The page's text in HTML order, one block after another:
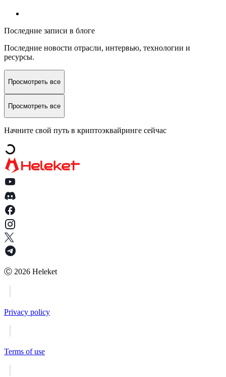
Последние записи в блоге
Последние новости отрасли, интервью, технологии и
ресурсы.
Просмотреть все
Просмотреть все
Начните свой путь в криптоэквайринге сейчас
Ⓒ 2026 Heleket
Privacy policy
Terms of use